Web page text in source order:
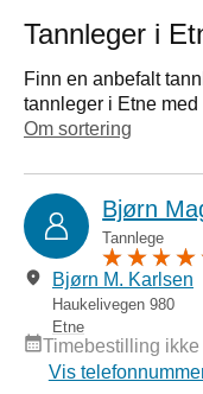
Tannleger i
Finn en anbefalt
tannleger i Etne
Om sortering
Bjørn
Tannlege
Bjørn M. Karlsen
Haukelivegen 980
Etne
Timebestilling
Vis